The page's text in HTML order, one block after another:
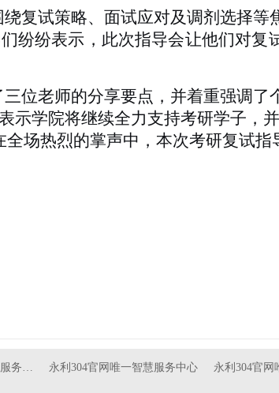
复试策略、面试应对及调剂选择等
纷纷表示，此次指导会让他们对复
位老师的分享要点，并着重强调了
示学院将继续全力支持考研学子，
场热烈的掌声中，本次考研复试指
(审
服务… 永利304官网唯一智慧服务中心 永利304官网